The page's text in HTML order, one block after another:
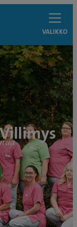
VALIKKO